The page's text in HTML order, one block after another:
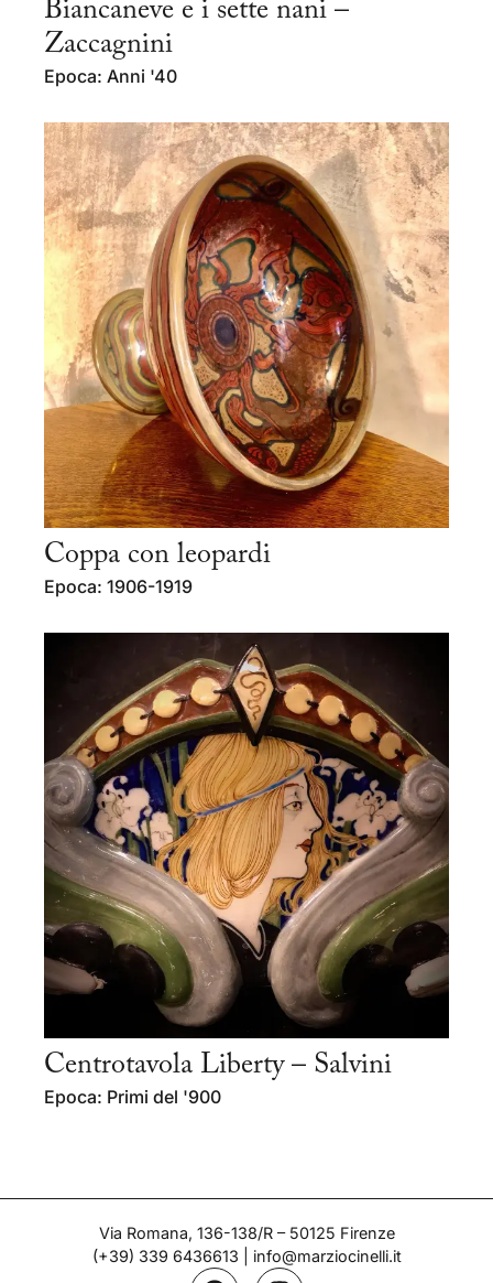
Biancaneve e i sette nani –
Zaccagnini
Epoca: Anni '40
Coppa con leopardi
Epoca: 1906-1919
Centrotavola Liberty – Salvini
Epoca: Primi del '900
Via Romana, 136-138/R – 50125 Firenze
(+39) 339 6436613
info@marziocinelli.it